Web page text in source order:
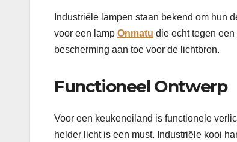
Industriële lampen staan bekend om hun
voor een lamp Onmatu die echt tegen
bescherming aan toe voor de lichtbron.
Functioneel Ontwerp
Voor een keukeneiland is functionele
helder licht is een must. Industriële kooi